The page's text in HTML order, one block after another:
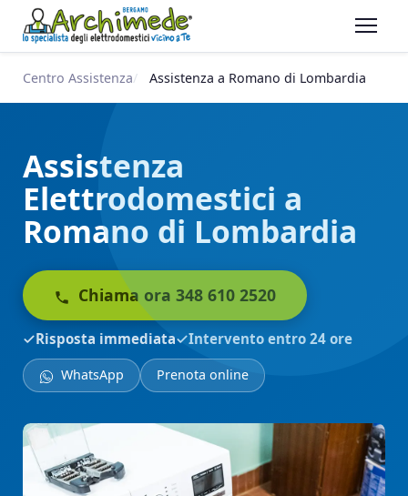
Centro Assistenza Assistenza a Romano di Lombardia
Assistenza
Elettrodomestici a
Romano di Lombardia
Chiama ora 348 610 2520
Risposta immediata Intervento entro 24 ore
WhatsApp Prenota online